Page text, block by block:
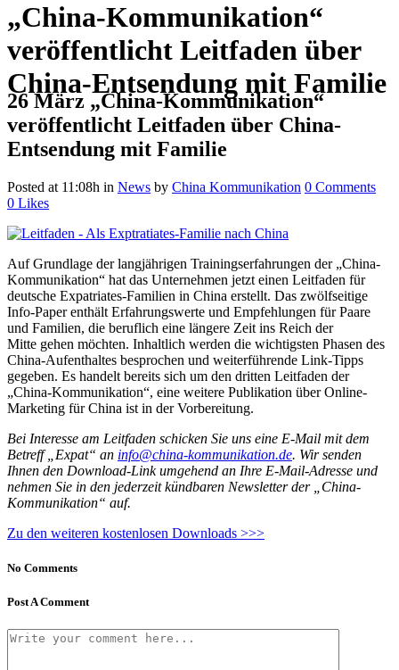
„China-Kommunikation“
veröffentlicht Leitfaden über
China-Entsendung mit Familie
26 März „China-Kommunikation“
veröffentlicht Leitfaden über China-
Entsendung mit Familie
Posted at 11:08h in News by China Kommunikation 0 Comments
0 Likes
Auf Grundlage der langjährigen Trainingserfahrungen der „China-
Kommunikation“ hat das Unternehmen jetzt einen Leitfaden für
deutsche Expatriates-Familien in China erstellt. Das zwölfseitige
Info-Paper enthält Erfahrungswerte und Empfehlungen für Paare
und Familien, die beruflich eine längere Zeit ins Reich der
Mitte gehen möchten. Inhaltlich werden die wichtigsten Phasen des
China-Aufenthaltes besprochen und weiterführende Link-Tipps
gegeben. Es handelt bereits sich um den dritten Leitfaden der
„China-Kommunikation“, eine weitere Publikation über Online-
Marketing für China ist in der Vorbereitung.
Bei Interesse am Leitfaden schicken Sie uns eine E-Mail mit dem
Betreff „Expat“ an info@china-kommunikation.de. Wir senden
Ihnen den Download-Link umgehend an Ihre E-Mail-Adresse und
nehmen Sie in den jederzeit kündbaren Newsletter der „China-
Kommunikation“ auf.
Zu den weiteren kostenlosen Downloads >>>
No Comments
Post A Comment